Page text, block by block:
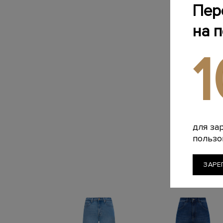
на
для